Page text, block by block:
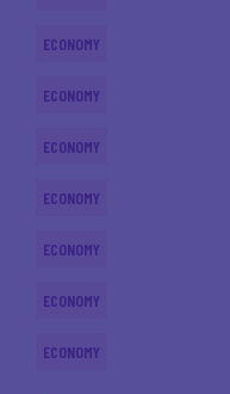
ECONOMY
ECONOMY
ECONOMY
ECONOMY
ECONOMY
ECONOMY
ECONOMY